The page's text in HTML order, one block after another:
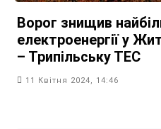
Ворог знищив
електроенергії у
– Трипільську ТЕС
11 Квітня 2024, 14:46